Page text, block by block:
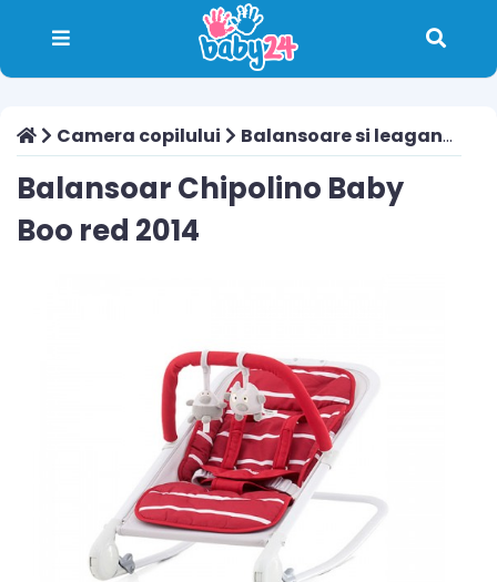
Camera copilului Balansoare si leagane
Balansoar Chipolino Baby
Boo red 2014